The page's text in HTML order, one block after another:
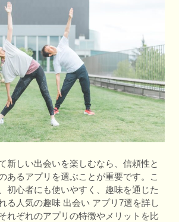
新しい出会いを楽しむなら、信頼性と
あるアプリを選ぶことが重要です。こ
初心者にも使いやすく、趣味を通じた
る人気の趣味 出会い アプリ7選を詳し
れぞれのアプリの特徴やメリットを比